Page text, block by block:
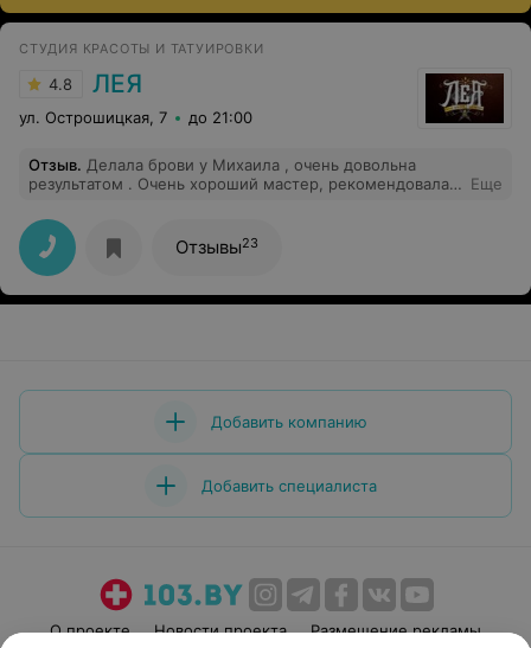
СТУДИЯ КРАСОТЫ И ТАТУИРОВКИ
4.8 ЛЕЯ
ул. Острошицкая, 7 до 21:00
Отзыв. Делала брови у Михаила , очень довольна
результатом . Очень хороший мастер, рекомендовала
Еще
Отзывы23
Добавить компанию
Добавить специалиста
О проекте Новости проекта Размещение рекламы